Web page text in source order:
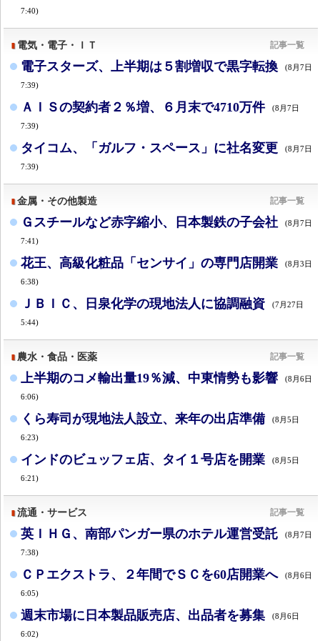
7:40)
電気・電子・ＩＴ 記事一覧
電子スターズ、上半期は５割増収で黒字転換 (8月7日
7:39)
ＡＩＳの契約者２％増、６月末で4710万件 (8月7日
7:39)
タイコム、「ガルフ・スペース」に社名変更 (8月7日
7:39)
金属・その他製造 記事一覧
Ｇスチールなど赤字縮小、日本製鉄の子会社 (8月7日
7:41)
花王、高級化粧品「センサイ」の専門店開業 (8月3日
6:38)
ＪＢＩＣ、日泉化学の現地法人に協調融資 (7月27日
5:44)
農水・食品・医薬 記事一覧
上半期のコメ輸出量19％減、中東情勢も影響 (8月6日
6:06)
くら寿司が現地法人設立、来年の出店準備 (8月5日
6:23)
インドのビュッフェ店、タイ１号店を開業 (8月5日
6:21)
流通・サービス 記事一覧
英ＩＨＧ、南部パンガー県のホテル運営受託 (8月7日
7:38)
ＣＰエクストラ、２年間でＳＣを60店開業へ (8月6日
6:05)
週末市場に日本製品販売店、出品者を募集 (8月6日
6:02)